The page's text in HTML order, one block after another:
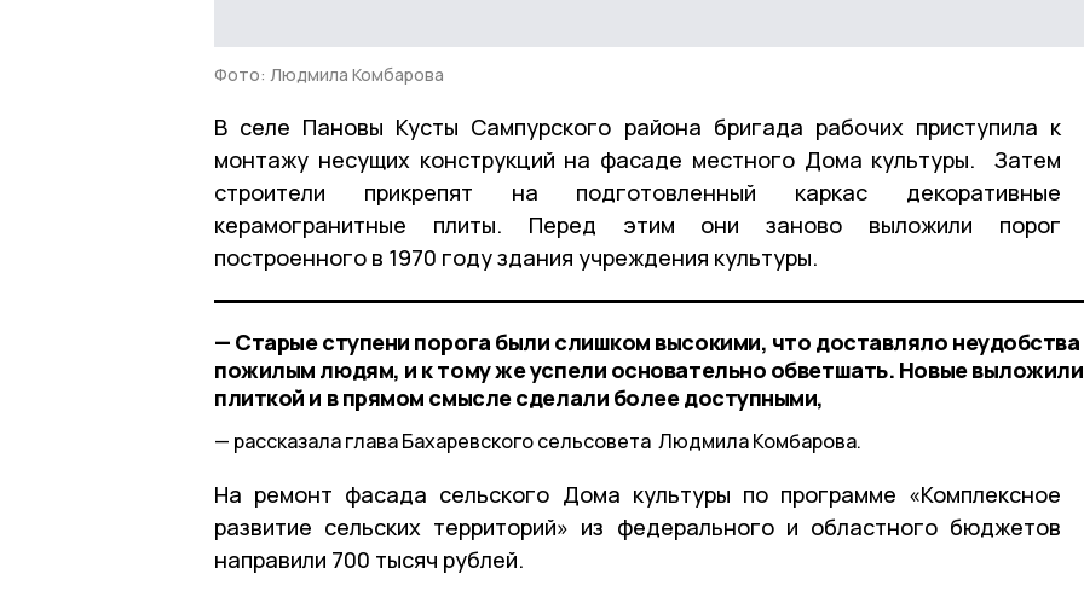
Фото: Людмила Комбарова
В селе Пановы Кусты Сампурского района бригада рабочих приступила к
монтажу несущих конструкций на фасаде местного Дома культуры. Затем
строители прикрепят на подготовленный каркас декоративные
керамогранитные плиты. Перед этим они заново выложили порог
построенного в 1970 году здания учреждения культуры.
— Старые ступени порога были слишком высокими, что доставляло неудобства
пожилым людям, и к тому же успели основательно обветшать. Новые выложили
плиткой и в прямом смысле сделали более доступными,
рассказала глава Бахаревского сельсовета Людмила Комбарова.
На ремонт фасада сельского Дома культуры по программе «Комплексное
развитие сельских территорий» из федерального и областного бюджетов
направили 700 тысяч рублей.